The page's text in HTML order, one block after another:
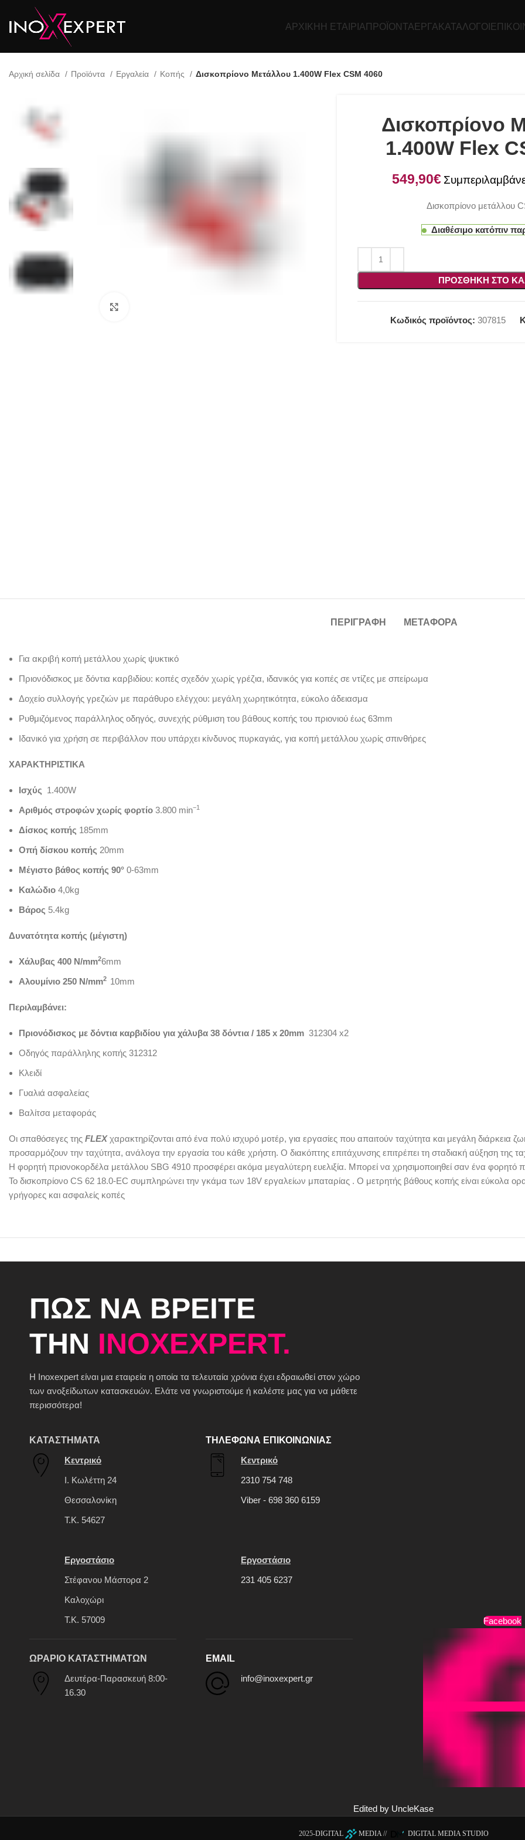
ΑΡΧΙΚΉ Η ΕΤΑΙΡΊΑ ΠΡΟΪΌΝΤΑ ΕΡΓΑ ΚΑΤΆΛΟΓΟΙ
Αρχική σελίδα Προϊόντα Εργαλεία Κοπής Δισκοπρίονο Μετάλλου 1.400W Flex CSM 4060
Δισκοπρίονο
1.400W Flex
€
Δισκοπρίονο μετάλλου
Διαθέσιμο κατόπιν
ΠΡΟΣΘΉΚΗ ΣΤΟ
Κωδικός προϊόντος: 307815
ΠΕΡΙΓΡΑΦΉ ΜΕΤΑΦΟΡΆ
Για ακριβή κοπή μετάλλου χωρίς ψυκτικό
Πριονόδισκος με δόντια καρβιδίου: κοπές σχεδόν χωρίς γρέζια, ιδανικός για κοπές σε ντίζες με σπείρωμα
Δοχείο συλλογής γρεζιών με παράθυρο ελέγχου: μεγάλη χωρητικότητα, εύκολο άδειασμα
Ρυθμιζόμενος παράλληλος οδηγός, συνεχής ρύθμιση του βάθους κοπής του πριονιού έως 63mm
Ιδανικό για χρήση σε περιβάλλον που υπάρχει κίνδυνος πυρκαγιάς, για κοπή μετάλλου χωρίς σπινθήρες
ΧΑΡΑΚΤΗΡΙΣΤΙΚΑ
Ισχύς 1.400W
Αριθμός στροφών χωρίς φορτίο 3.800 min−1
Δίσκος κοπής 185mm
Οπή δίσκου κοπής 20mm
Μέγιστο βάθος κοπής 90° 0-63mm
Καλώδιο 4,0kg
Βάρος 5.4kg
Δυνατότητα κοπής (μέγιστη)
Χάλυβας 400 N/mm26mm
Αλουμίνιο 250 N/mm2 10mm
Περιλαμβάνει:
Πριονόδισκος με δόντια καρβιδίου για χάλυβα 38 δόντια / 185 x 20mm 312304 x2
Οδηγός παράλληλης κοπής 312312
Κλειδί
Γυαλιά ασφαλείας
Βαλίτσα μεταφοράς
Οι σπαθόσεγες της FLEXχαρακτηρίζονται από ένα πολύ ισχυρό μοτέρ, για εργασίες που απαιτούν ταχύτητα και μεγάλη διάρκεια
προσαρμόζουν την ταχύτητα, ανάλογα την εργασία του κάθε χρήστη. Ο διακόπτης επιτάχυνσης επιτρέπει τη σταδιακή αύξηση της
Η φορητή πριονοκορδέλα μετάλλου SBG 4910 προσφέρει ακόμα μεγαλύτερη ευελιξία. Μπορεί να χρησιμοποιηθεί σαν ένα φορητό
Το δισκοπρίονο CS 62 18.0-EC συμπληρώνει την γκάμα των 18V εργαλείων μπαταρίας . Ο μετρητής βάθους κοπής είναι εύκολα
γρήγορες και ασφαλείς κοπές
ΠΩΣ ΝΑ ΒΡΕΙΤΕ
ΤΗΝ INOXEXPERT.
H Inoxexpert είναι μια εταιρεία η οποία τα τελευταία χρόνια έχει εδραιωθεί στον χώρο
των ανοξείδωτων κατασκευών. Ελάτε να γνωριστούμε ή καλέστε μας για να μάθετε
περισσότερα!
ΚΑΤΑΣΤΗΜΑΤΑ
Κεντρικό
Ι. Κωλέττη 24
Θεσσαλονίκη
Τ.Κ. 54627
Εργοστάσιο
Στέφανου Μάστορα 2
Καλοχώρι
Τ.Κ. 57009
ΩΡΑΡΙΟ ΚΑΤΑΣΤΗΜΑΤΩΝ
Δευτέρα-Παρασκευή 8:00-
16.30
ΤΗΛΕΦΩΝΑ ΕΠΙΚΟΙΝΩΝΙΑΣ
Κεντρικό
2310 754 748
Viber - 698 360 6159
Εργοστάσιο
231 405 6237
EMAIL
info@inoxexpert.gr
Facebook
Edited by UncleKase
2025-DIGITAL MEDIA // DIGITAL MEDIA STUDIO